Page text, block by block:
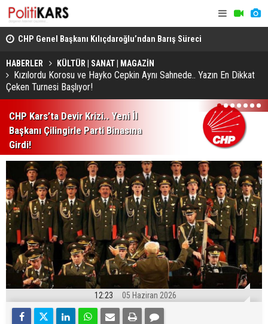
CHP Genel Başkanı Kılıçdaroğlu’ndan Barış Süreci
Vurgusu.. Sorumluluk Alacağız!
HABERLER KÜLTÜR | SANAT | MAGAZİN
Kızılordu Korosu ve Hayko Cepkin Aynı Sahnede.. Yazın En Dikkat
Çeken Turnesi Başlıyor!
CHP Kars’ta Devir Krizi.. Yeni İl
Başkanı Çilingirle Parti Binasına
Girdi!
1 2 3 4 5 6 7
12:23 05 Haziran 2026